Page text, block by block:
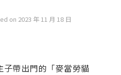
on 2023 年 11 月 18 日
子帶出門的「麥當勞貓